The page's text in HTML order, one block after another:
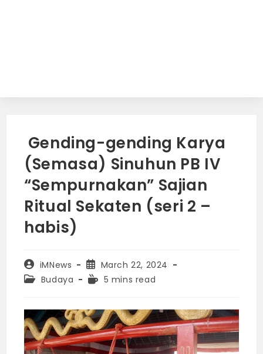
Gending-gending Karya
(Semasa) Sinuhun PB IV
“Sempurnakan” Sajian
Ritual Sekaten (seri 2 –
habis)
Post
author:
iMNews
Post
published:
March 22, 2024
PostBudaya
Reading
5 mins read